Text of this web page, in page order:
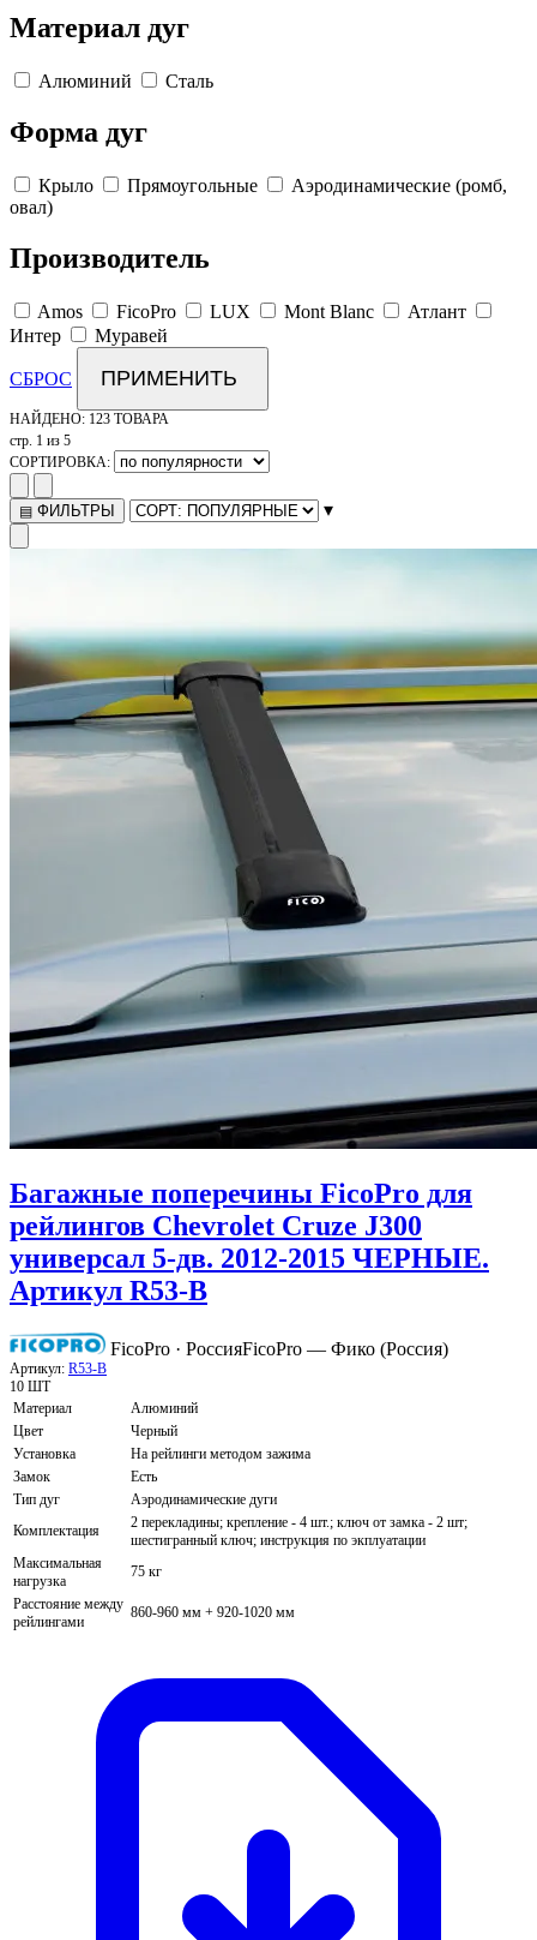
Материал дуг
Алюминий Сталь
Форма дуг
Крыло Прямоугольные
Аэродинамические (ромб,
овал)
Производитель
Amos FicoPro LUX Mont Blanc
Атлант
Интер
Муравей
СБРОС ПРИМЕНИТЬ
НАЙДЕНО: 123 ТОВАРА
стр. 1 из 5
СОРТИРОВКА:
▤ ФИЛЬТРЫ ▾
Багажные поперечины FicoPro для
рейлингов Chevrolet Cruze J300
универсал 5-дв. 2012-2015 ЧЕРНЫЕ.
Артикул R53-B
FicoPro · РоссияFicoPro — Фико (Россия)
Артикул: R53-B
10 ШТ
Материал
Алюминий
Цвет
Черный
Установка
На рейлинги методом зажима
Замок
Есть
Тип дуг
Аэродинамические дуги
Комплектация
2 перекладины; крепление - 4 шт.; ключ от замка - 2 шт;
шестигранный ключ; инструкция по экплуатации
Максимальная
нагрузка
75 кг
Расстояние между
рейлингами
860-960 мм + 920-1020 мм